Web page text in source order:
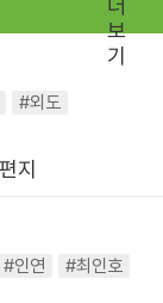
#외도
#인연
#최인호